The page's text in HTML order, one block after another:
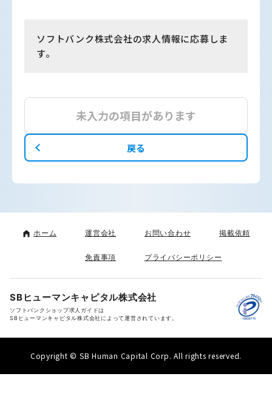
ソフトバンク株式会社の求人情報に応募しま
す。
未入力の項目があります
戻る
ホーム 運営会社 お問い合わせ 掲載依頼
免責事項 プライバシーポリシー
SBヒューマンキャピタル株式会社
ソフトバンクショップ求人ガイドは
SBヒューマンキャピタル株式会社によって運営されています。
Copyright © SB Human Capital Corp. All rights reserved.